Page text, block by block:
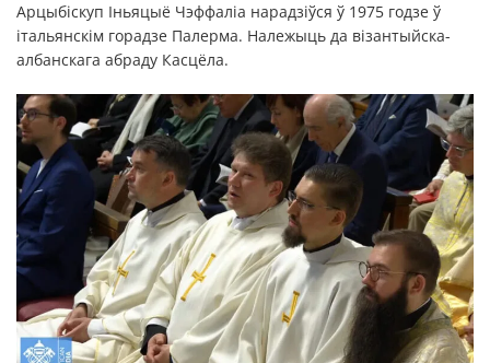
Арцыбіскуп Іньяцыё Чэффаліа нарадзіўся ў 1975 годзе ў
італьянскім горадзе Палерма. Належыць да візантыйска-
албанскага абраду Касцёла.